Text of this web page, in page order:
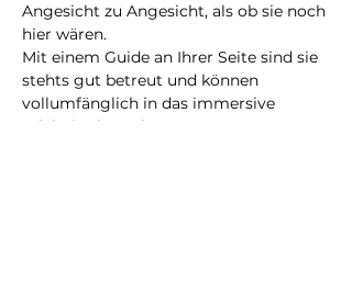
Angesicht zu Angesicht, als ob sie noch
hier wären.
Mit einem Guide an Ihrer Seite sind sie
stehts gut betreut und können
vollumfänglich in das immersive
Erlebnis abtauchen.